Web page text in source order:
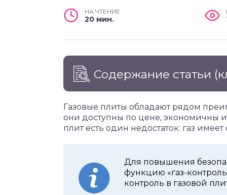
НА ЧТЕНИЕ
20 мин.
Содержание статьи
Газовые плиты обладают рядом
они доступны по цене, экономичны
плит есть один недостаток: газ
Для повышения
функцию «газ-
контроль в газовой